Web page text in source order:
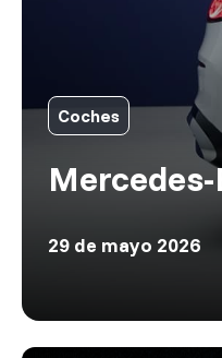
Coches
29 de mayo 2026